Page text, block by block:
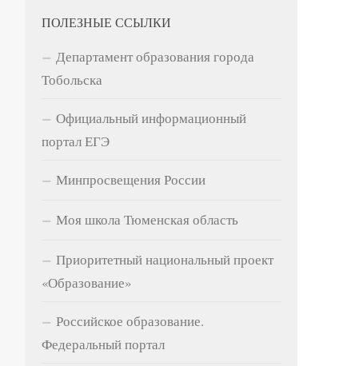
ПОЛЕЗНЫЕ ССЫЛКИ
Департамент образования города
Тобольска
Официальный информационный
портал ЕГЭ
Минпросвещения России
Моя школа Тюменская область
Приоритетный национальный проект
«Образование»
Российское образование.
Федеральный портал